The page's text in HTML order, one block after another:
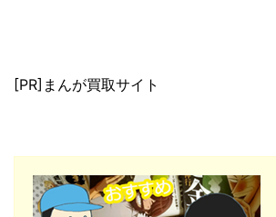
[PR]まんが買取サイト